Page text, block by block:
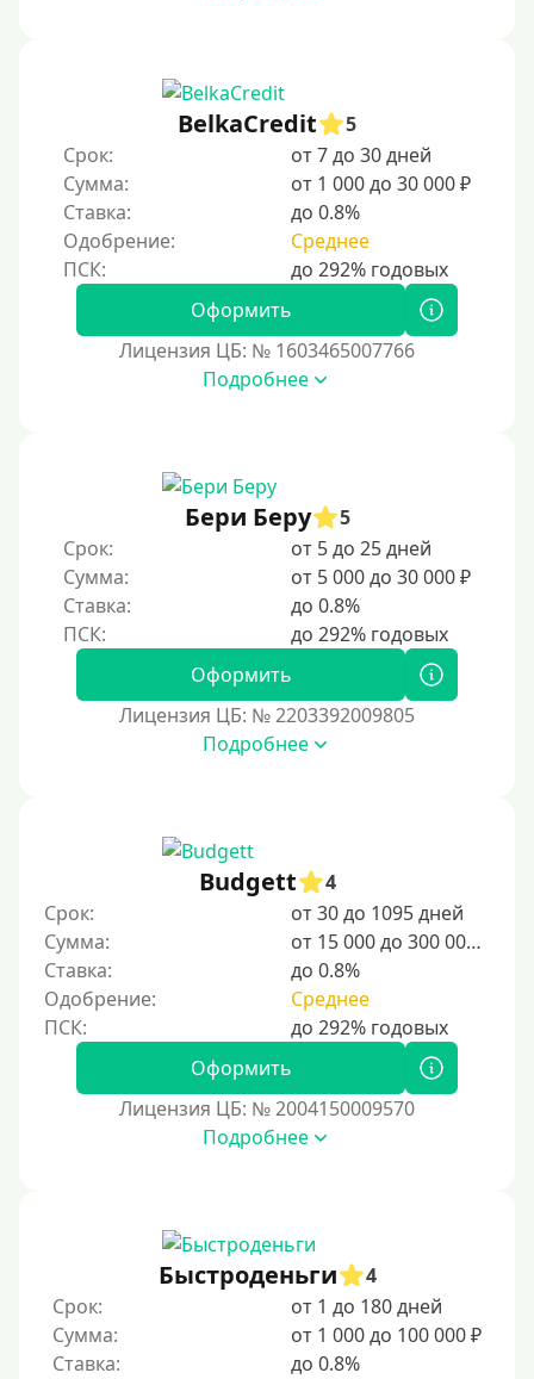
За 15 минут
За час
Срочные
Моментальные онлайн
В день обращения
С 19 лет
С 20 лет
С 21 года
С 22 лет
С 23 лет
Несовершеннолетним
Для мужчин
Женский займ
Мамам в декрете
Без прописки
С временной регистрацией
Пенсионерам до 70 лет
Пенсионерам до 75 лет
Пенсионерам до 80 лет
BelkaCredit
5
Срок:
от 7 до 30 дней
Сумма:
от 1 000 до 30 000 ₽
Ставка:
до 0.8%
Одобрение:
Среднее
Оформить
Лицензия ЦБ: № 1603465007766
Подробнее
Бери Беру
5
Срок:
от 5 до 25 дней
Сумма:
от 5 000 до 30 000 ₽
Ставка:
до 0.8%
Оформить
Лицензия ЦБ: № 2203392009805
Подробнее
Budgett
4
Срок:
от 30 до 1095 дней
Сумма:
от 15 000 до 300 000 ₽
Ставка:
до 0.8%
Одобрение:
Среднее
Оформить
Лицензия ЦБ: № 2004150009570
Подробнее
Быстроденьги
4
Срок:
от 1 до 180 дней
Сумма:
от 1 000 до 100 000 ₽
Ставка:
до 0.8%